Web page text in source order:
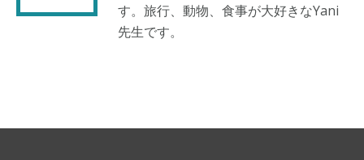
す。旅行、動物、食事が大好きなYani
先生です。